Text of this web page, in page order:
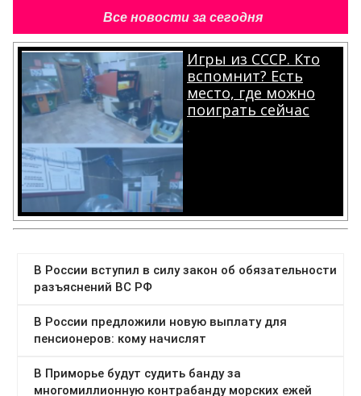
Все новости за сегодня
Игры из СССР. Кто
вспомнит? Есть
место, где можно
поиграть сейчас
.